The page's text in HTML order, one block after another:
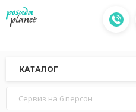
КАТАЛОГ
Сервиз на 6 персон